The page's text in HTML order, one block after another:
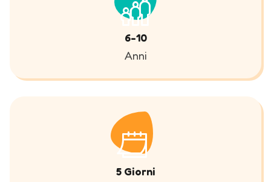
6-10
Anni
5 Giorni